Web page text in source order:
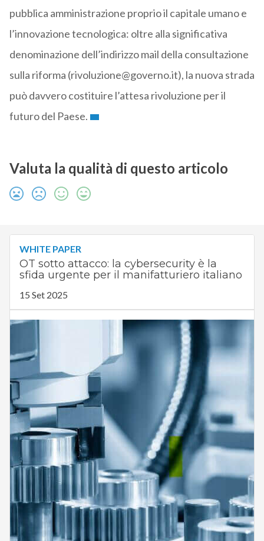
pubblica amministrazione proprio il capitale umano e
l’innovazione tecnologica: oltre alla significativa
denominazione dell’indirizzo mail della consultazione
sulla riforma (rivoluzione@governo.it), la nuova strada
può davvero costituire l’attesa rivoluzione per il
futuro del Paese.
Valuta la qualità di questo articolo
WHITE PAPER
OT sotto attacco: la cybersecurity è la
sfida urgente per il manifatturiero italiano
15 Set 2025